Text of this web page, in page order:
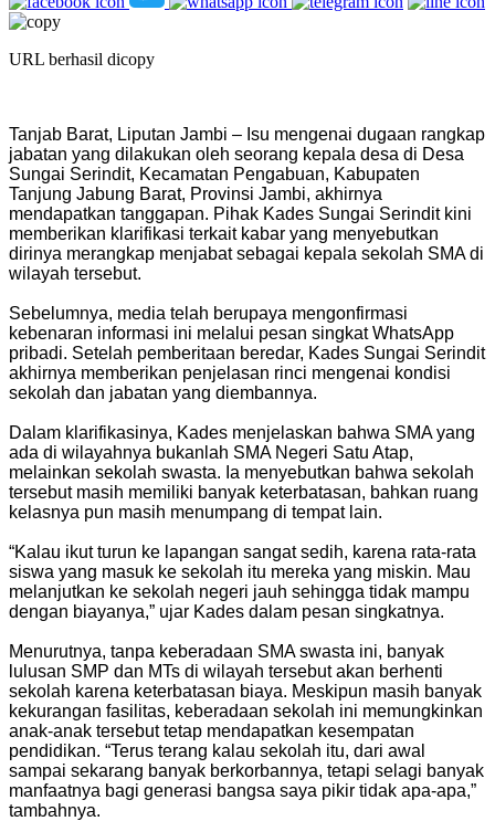
URL berhasil dicopy
Tanjab Barat, Liputan Jambi – Isu mengenai dugaan rangkap
jabatan yang dilakukan oleh seorang kepala desa di Desa
Sungai Serindit, Kecamatan Pengabuan, Kabupaten
Tanjung Jabung Barat, Provinsi Jambi, akhirnya
mendapatkan tanggapan. Pihak Kades Sungai Serindit kini
memberikan klarifikasi terkait kabar yang menyebutkan
dirinya merangkap menjabat sebagai kepala sekolah SMA di
wilayah tersebut.
Sebelumnya, media telah berupaya mengonfirmasi
kebenaran informasi ini melalui pesan singkat WhatsApp
pribadi. Setelah pemberitaan beredar, Kades Sungai Serindit
akhirnya memberikan penjelasan rinci mengenai kondisi
sekolah dan jabatan yang diembannya.
Dalam klarifikasinya, Kades menjelaskan bahwa SMA yang
ada di wilayahnya bukanlah SMA Negeri Satu Atap,
melainkan sekolah swasta. Ia menyebutkan bahwa sekolah
tersebut masih memiliki banyak keterbatasan, bahkan ruang
kelasnya pun masih menumpang di tempat lain.
“Kalau ikut turun ke lapangan sangat sedih, karena rata-rata
siswa yang masuk ke sekolah itu mereka yang miskin. Mau
melanjutkan ke sekolah negeri jauh sehingga tidak mampu
dengan biayanya,” ujar Kades dalam pesan singkatnya.
Menurutnya, tanpa keberadaan SMA swasta ini, banyak
lulusan SMP dan MTs di wilayah tersebut akan berhenti
sekolah karena keterbatasan biaya. Meskipun masih banyak
kekurangan fasilitas, keberadaan sekolah ini memungkinkan
anak-anak tersebut tetap mendapatkan kesempatan
pendidikan. “Terus terang kalau sekolah itu, dari awal
sampai sekarang banyak berkorbannya, tetapi selagi banyak
manfaatnya bagi generasi bangsa saya pikir tidak apa-apa,”
tambahnya.